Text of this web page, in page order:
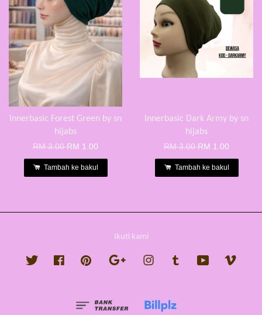
Innerbasic Forest Green by sn
hijabs
RM 3.00RM 1.00
Tambah ke bakul
Innerbasic Dark Army by sn
hijabs
RM 3.00RM 1.00
Tambah ke bakul
Ikuti kami
Twitter FacebookPinterest Google InstagramTumblr YouTube